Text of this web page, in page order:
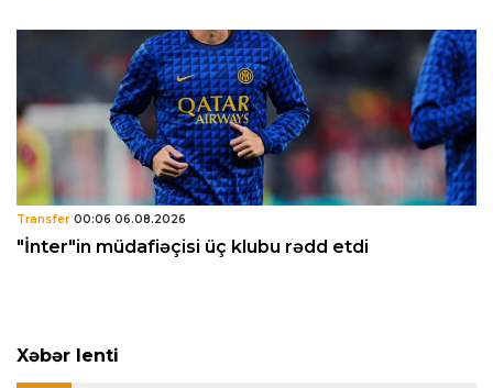
Transfer 00:06 06.08.2026
"İnter"in müdafiəçisi üç klubu rədd etdi
Xəbər lenti